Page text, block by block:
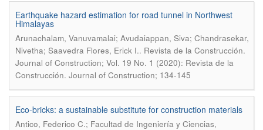
Earthquake hazard estimation for road tunnel in Northwest
Himalayas
Arunachalam, Vanuvamalai; Avudaiappan, Siva; Chandrasekar,
Nivetha; Saavedra Flores, Erick I.. Revista de la Construcción.
Journal of Construction; Vol. 19 No. 1 (2020): Revista de la
Construcción. Journal of Construction; 134-145
Eco-bricks: a sustainable substitute for construction materials
Antico, Federico C.; Facultad de Ingeniería y Ciencias,